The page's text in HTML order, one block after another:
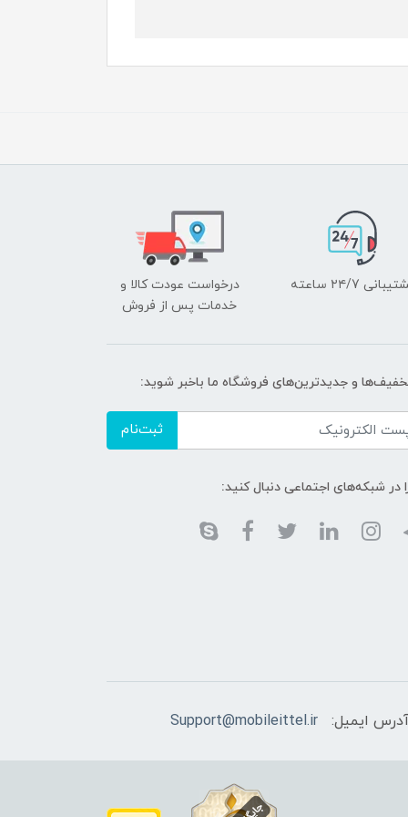
۲۴/7 ساعته
درخواست عودت کالا و
خدمات پس از فروش
و جدیدترین‌های فروشگاه ما باخبر شوید:
ثبت‌نام
در شبکه‌های اجتماعی دنبال کنید:
ایمیل: Support@mobileittel.ir